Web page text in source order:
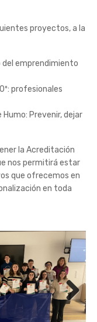
proyectos, a la
del emprendimiento
profesionales
Humo: Prevenir, dejar
la Acreditación
nos permitirá estar
que ofrecemos en
en toda
Next